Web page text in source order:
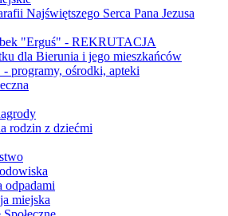
Najświętszego Serca Pana Jezusa
"Erguś" - REKRUTACJA
dla Bierunia i jego mieszkańców
programy, ośrodki, apteki
rodzin z dziećmi
odpadami
miejska